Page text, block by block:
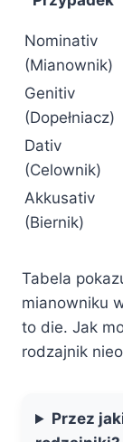
Nominativ
(Mianownik)
Genitiv
(Dopełniacz)
Dativ
(Celownik)
Akkusativ
(Biernik)
Tabela
mianowniku
to die. Jak
rodzajnik
Przez